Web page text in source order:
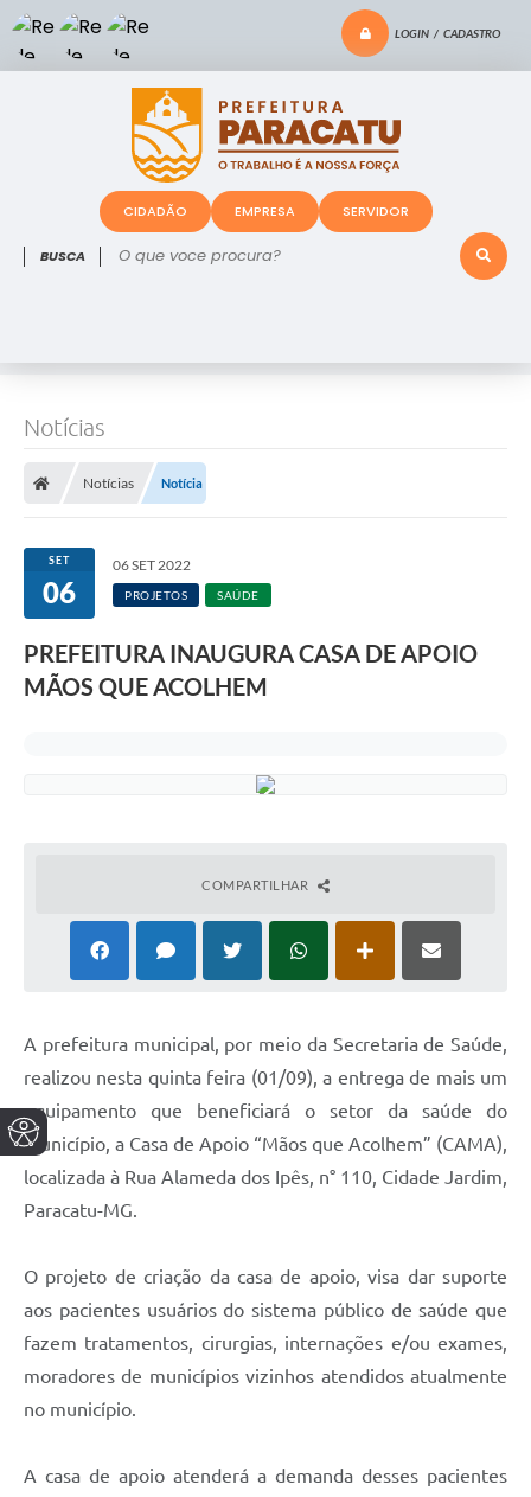
LOGIN / CADASTRO
O que voce procura?
CIDADÃO EMPRESA SERVIDOR
Notícias
Notícias Notícia
SET
06
06 SET 2022
PROJETOS SAÚDE
PREFEITURA INAUGURA CASA DE APOIO
MÃOS QUE ACOLHEM
COMPARTILHAR
A prefeitura municipal, por meio da Secretaria de Saúde,
realizou nesta quinta feira (01/09), a entrega de mais um
equipamento que beneficiará o setor da saúde do
município, a Casa de Apoio “Mãos que Acolhem” (CAMA),
localizada à Rua Alameda dos Ipês, n° 110, Cidade Jardim,
Paracatu-MG.
O projeto de criação da casa de apoio, visa dar suporte
aos pacientes usuários do sistema público de saúde que
fazem tratamentos, cirurgias, internações e/ou exames,
moradores de municípios vizinhos atendidos atualmente
no município.
A casa de apoio atenderá a demanda desses pacientes